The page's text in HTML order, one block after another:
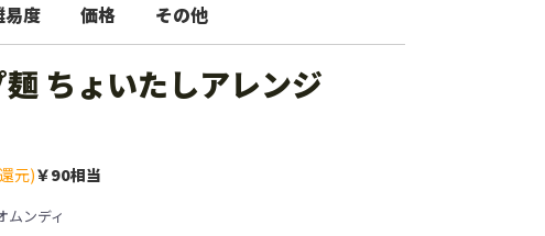
易度 価格 その他
ちょいたしアレンジ
元)￥90相当
ムンディ